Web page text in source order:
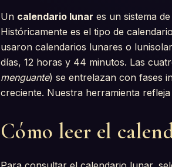
Un calendario lunar es un sistema
Históricamente es el tipo de
usaron calendarios lunares o
días, 12 horas y 44 minutos. Las
menguante) se entrelazan con fases
creciente. Nuestra herramienta
Cómo leer el